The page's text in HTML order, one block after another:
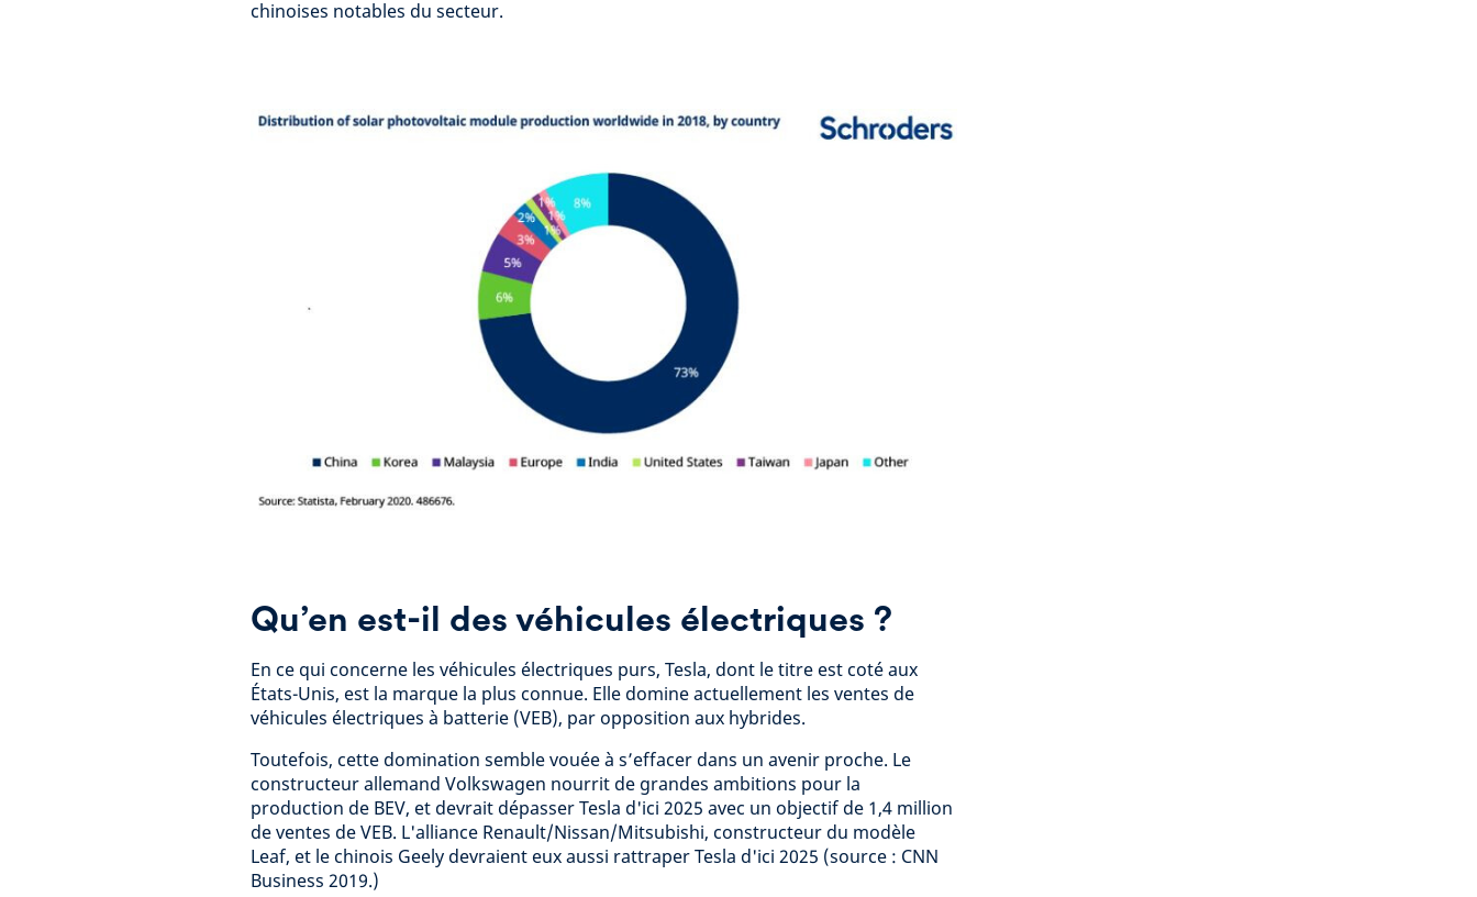
chinoises notables du secteur.
Qu’en est-il des véhicules électriques ?
En ce qui concerne les véhicules électriques purs, Tesla, dont le titre est coté aux
États-Unis, est la marque la plus connue. Elle domine actuellement les ventes de
véhicules électriques à batterie (VEB), par opposition aux hybrides.
Toutefois, cette domination semble vouée à s’effacer dans un avenir proche. Le
constructeur allemand Volkswagen nourrit de grandes ambitions pour la
production de BEV, et devrait dépasser Tesla d'ici 2025 avec un objectif de 1,4 million
de ventes de VEB. L'alliance Renault/Nissan/Mitsubishi, constructeur du modèle
Leaf, et le chinois Geely devraient eux aussi rattraper Tesla d'ici 2025 (source : CNN
Business 2019.)